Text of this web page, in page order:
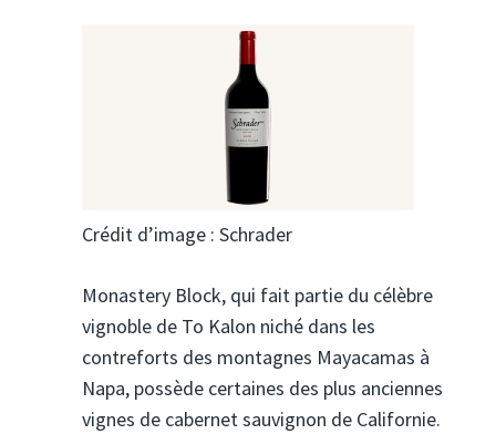
Crédit d’image : Schrader
Monastery Block, qui fait partie du célèbre
vignoble de To Kalon niché dans les
contreforts des montagnes Mayacamas à
Napa, possède certaines des plus anciennes
vignes de cabernet sauvignon de Californie.